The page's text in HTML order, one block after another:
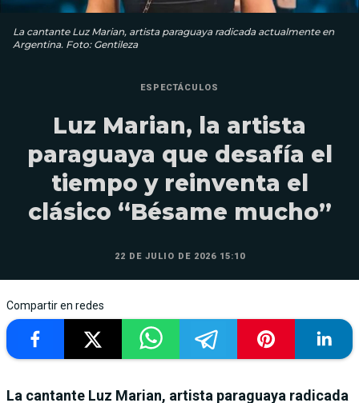
La cantante Luz Marian, artista paraguaya radicada actualmente en
Argentina. Foto: Gentileza
ESPECTÁCULOS
Luz Marian, la artista
paraguaya que desafía el
tiempo y reinventa el
clásico “Bésame mucho”
22 DE JULIO DE 2026 15:10
Compartir en redes
La cantante Luz Marian, artista paraguaya radicada